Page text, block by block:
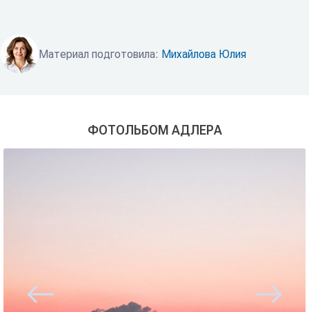
Материал подготовила: Михайлова Юлия
ФОТОЛЬБОМ АДЛЕРА